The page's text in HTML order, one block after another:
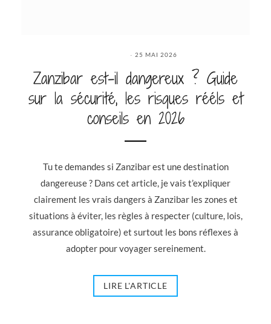
25 MAI 2026
Zanzibar est-il dangereux ? Guide
sur la sécurité, les risques rééls et
conseils en 2026
Tu te demandes si Zanzibar est une destination
dangereuse ? Dans cet article, je vais t’expliquer
clairement les vrais dangers à Zanzibar les zones et
situations à éviter, les règles à respecter (culture, lois,
assurance obligatoire) et surtout les bons réflexes à
adopter pour voyager sereinement.
LIRE L'ARTICLE